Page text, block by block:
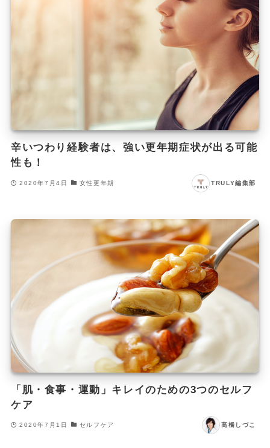
辛いつわり経験者は、強い更年期症状が出る可能
性も！
2020年7月4日 女性更年期 TRULY編集部
「肌・食事・運動」キレイのための3つのセルフ
ケア
2020年7月1日 セルフケア 高橋しづこ